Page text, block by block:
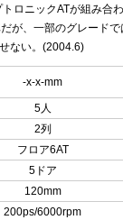
ロニックATが組み合
が、一部のグレードで
ない。(2004.6)
-x-x-mm
5人
2列
フロア6AT
5ドア
120mm
200ps/6000rpm